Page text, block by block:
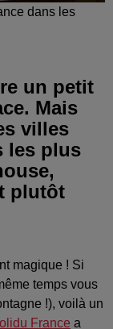
dans les
un petit
Mais
villes
les plus
plutôt
magique ! Si
temps vous
!), voilà un
France a